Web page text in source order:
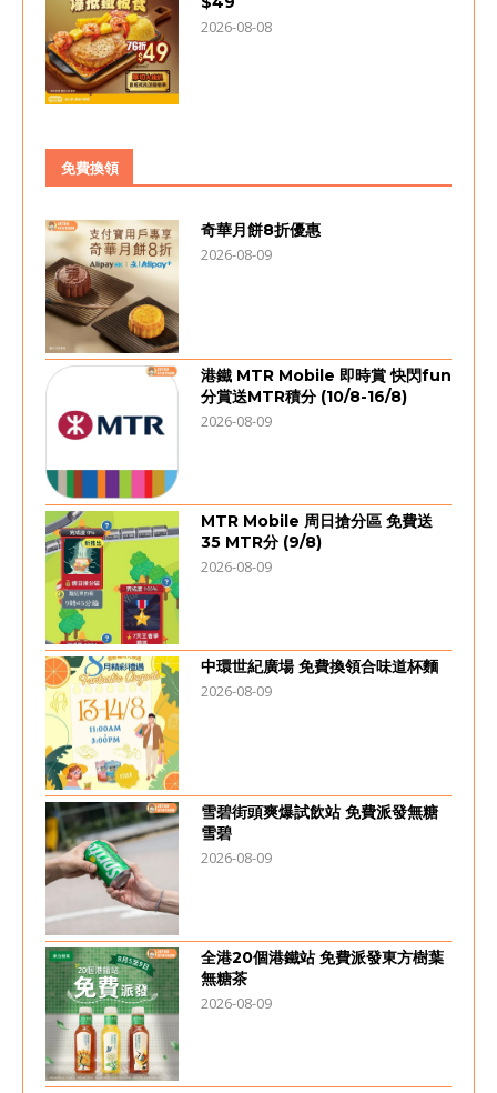
2026-08-08
免費換領
奇華月餅8折優惠
2026-08-09
港鐵 MTR Mobile 即時賞 快閃fun
分賞送MTR積分 (10/8-16/8)
2026-08-09
MTR Mobile 周日搶分區 免費送
35 MTR分 (9/8)
2026-08-09
中環世紀廣場 免費換領合味道杯麵
2026-08-09
雪碧街頭爽爆試飲站 免費派發無糖
雪碧
2026-08-09
全港20個港鐵站 免費派發東方樹葉
無糖茶
2026-08-09